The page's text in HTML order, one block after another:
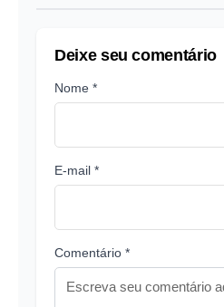
Deixe seu comentário
Nome *
E-mail *
Comentário *